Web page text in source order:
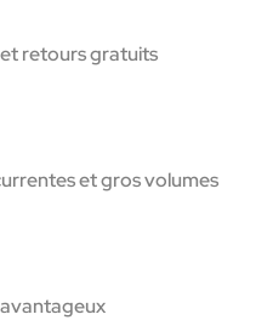
retours gratuits
et gros volumes